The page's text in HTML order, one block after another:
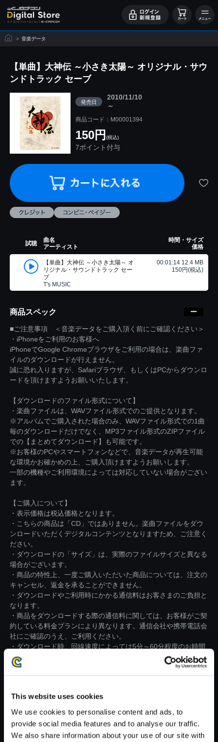
This website uses cookies
We use cookies to personalise content and ads, to
provide social media features and to analyse our traffic.
We also share information about your use of our site with
> 音楽データ
【単曲】大神伝 ～小さき太陽～ オリジナル・サウ
ンドトラック セーブ
発売日
2010/11/10
～
商品コード：M00001394
150円 (税込)
7ポイント付与
試聴
曲名
アーティスト
時間・サイズ
価格
【単曲】大神伝 ～小さき太陽～ オ
リジナル・サウンドトラック セー
ブ
T's MUSIC
00:01:14 12.4 MB
150円(税込)
商品スペック
■ご注意事項 ＜音楽データをご購入頂く前にご確認ください＞
・iPhoneをご利用のお客様へ
iPhoneでGoogle Chromeブラウザをご利用の場合は、楽曲ファ
イルのダウンロードが行えません。
誠に恐れ入りますが、Safariブラウザ、もしくはPCからダウンロ
ードを頂けますようお願いいたします。
【ダウンロードのファイル形式について】
・楽曲ファイルは、WAVファイル形式でのご提供となります。
※アルバムでご購入された場合のみ、WAVファイル形式での1曲
毎のダウンロードだけでなく、MP3ファイル形式のZIPファイル
での【まとめてダウンロード】も可能です。
※お客様のPCやスマートフォンなどで、音楽データが再生可能
な環境かお確かめの上、ご購入頂けますようお願いします。
一部の機種やご利用環境によっては対応していない場合がござい
ます。
【ご購入について】
・表示価格は税込価格となります。
・こちらの商品は「CD」ではありません。楽曲ファイルをダウ
ンロードいただくデジタルコンテンツとなりますため、ご注意く
ださい。
・ダウンロードの「サイズ」は、実際のファイルサイズと異なる
場合がございます。
・商品の特性上、一度ご購入いただいた商品については、注文の
キャンセル、返金を承ることができません。
・ダウンロードやご利用時にかかる通信料はお客さまのご負担と
なります。
・商品をダウンロードする際の通信料に関しては、お客様がご契
約している料金プランにより異なります。通信会社や携帯電話会
社にご確認のうえ、ご利用ください。
・ダウンロード時、回線速度によっては5分～60分程度のお時間
がかかる場合がございます。
※ご購入いただいたファイルのダウンロードの際には、通信環境
が安定しているWifi環境でお試しください。